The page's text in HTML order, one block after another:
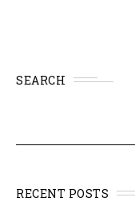
SEARCH
RECENT POSTS